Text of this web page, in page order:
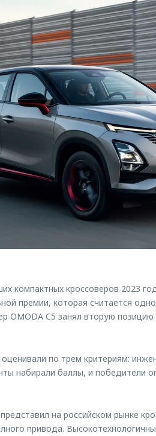
компактных кроссоверов 2023
премии, которая считается
OMODA C5 занял вторую
по трем критериям:
набирали баллы, и победители
на российском рынке
привода.